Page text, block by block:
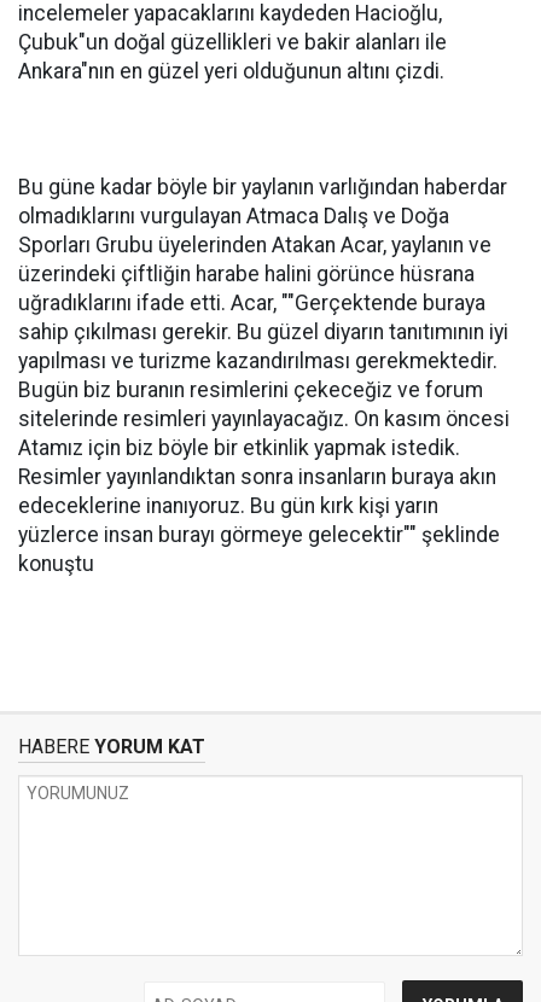
incelemeler yapacaklarını kaydeden Hacioğlu,
Çubuk"un doğal güzellikleri ve bakir alanları ile
Ankara"nın en güzel yeri olduğunun altını çizdi.
Bu güne kadar böyle bir yaylanın varlığından haberdar
olmadıklarını vurgulayan Atmaca Dalış ve Doğa
Sporları Grubu üyelerinden Atakan Acar, yaylanın ve
üzerindeki çiftliğin harabe halini görünce hüsrana
uğradıklarını ifade etti. Acar, ""Gerçektende buraya
sahip çıkılması gerekir. Bu güzel diyarın tanıtımının iyi
yapılması ve turizme kazandırılması gerekmektedir.
Bugün biz buranın resimlerini çekeceğiz ve forum
sitelerinde resimleri yayınlayacağız. On kasım öncesi
Atamız için biz böyle bir etkinlik yapmak istedik.
Resimler yayınlandıktan sonra insanların buraya akın
edeceklerine inanıyoruz. Bu gün kırk kişi yarın
yüzlerce insan burayı görmeye gelecektir"" şeklinde
konuştu
HABERE YORUM KAT